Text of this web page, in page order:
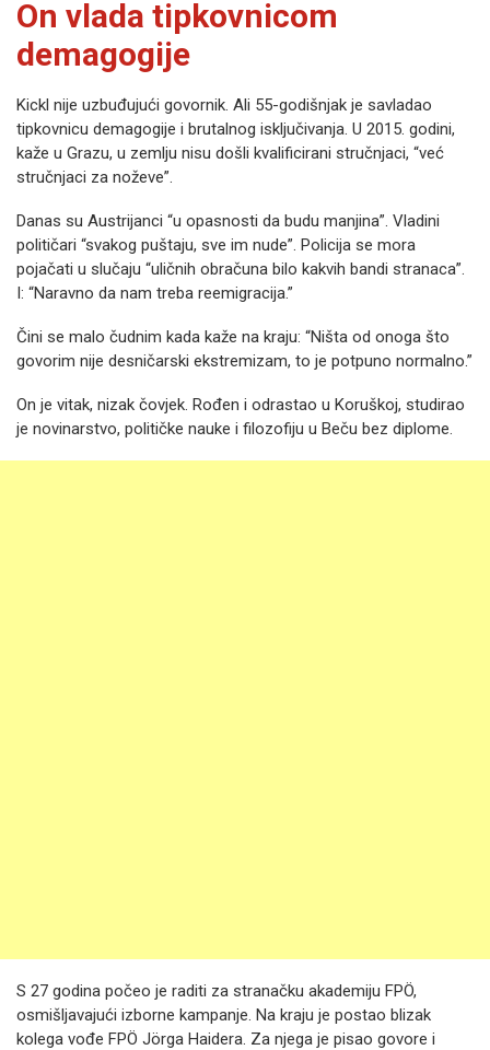
On vlada tipkovnicom
demagogije
Kickl nije uzbuđujući govornik. Ali 55-godišnjak je savladao
tipkovnicu demagogije i brutalnog isključivanja. U 2015. godini,
kaže u Grazu, u zemlju nisu došli kvalificirani stručnjaci, “već
stručnjaci za noževe”.
Danas su Austrijanci “u opasnosti da budu manjina”. Vladini
političari “svakog puštaju, sve im nude”. Policija se mora
pojačati u slučaju “uličnih obračuna bilo kakvih bandi stranaca”.
I: “Naravno da nam treba reemigracija.”
Čini se malo čudnim kada kaže na kraju: “Ništa od onoga što
govorim nije desničarski ekstremizam, to je potpuno normalno.”
On je vitak, nizak čovjek. Rođen i odrastao u Koruškoj, studirao
je novinarstvo, političke nauke i filozofiju u Beču bez diplome.
S 27 godina počeo je raditi za stranačku akademiju FPÖ,
osmišljavajući izborne kampanje. Na kraju je postao blizak
kolega vođe FPÖ Jörga Haidera. Za njega je pisao govore i